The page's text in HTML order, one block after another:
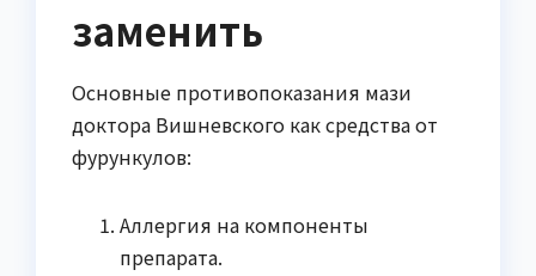
заменить
Основные противопоказания мази
доктора Вишневского как средства от
фурункулов:
Аллергия на компоненты
препарата.